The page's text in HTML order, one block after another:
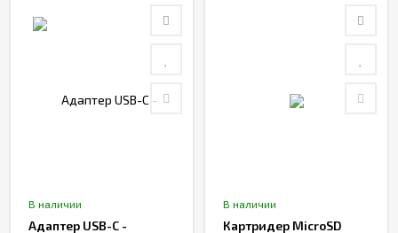
В наличии
Адаптер USB-C -
В наличии
Картридер MicroSD